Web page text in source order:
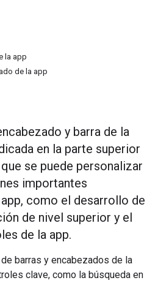
la app
de la app
y barra de la
en la parte superior
se puede personalizar
importantes
como el desarrollo de
de nivel superior y el
de la app.
barras y encabezados de la
clave, como la búsqueda en